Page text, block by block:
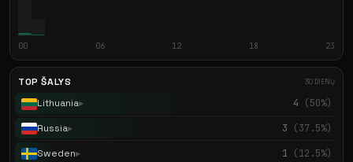
00 06 12 18 23
TOP ŠALYS 30 DIENŲ
Lithuania▶ 4
(50%)
Russia▶ 3
(37.5%)
Sweden▶ 1 (12.5%)